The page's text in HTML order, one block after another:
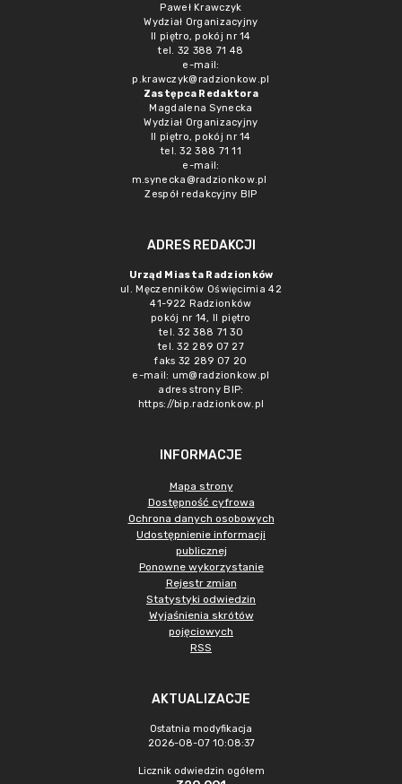
Paweł Krawczyk
Wydział Organizacyjny
II piętro, pokój nr 14
tel. 32 388 71 48
e-mail:
p.krawczyk@radzionkow.pl
Zastępca Redaktora
Magdalena Synecka
Wydział Organizacyjny
II piętro, pokój nr 14
tel. 32 388 71 11
e-mail:
m.synecka@radzionkow.pl
Zespół redakcyjny BIP
ADRES REDAKCJI
Urząd Miasta Radzionków
ul. Męczenników Oświęcimia 42
41-922 Radzionków
pokój nr 14, II piętro
tel. 32 388 71 30
tel. 32 289 07 27
faks 32 289 07 20
e-mail: um@radzionkow.pl
adres strony BIP:
https://bip.radzionkow.pl
INFORMACJE
Mapa strony
Dostępność cyfrowa
Ochrona danych osobowych
Udostępnienie informacji
publicznej
Ponowne wykorzystanie
Rejestr zmian
Statystyki odwiedzin
Wyjaśnienia skrótów
pojęciowych
RSS
AKTUALIZACJE
Ostatnia modyfikacja
2026-08-07 10:08:37
Licznik odwiedzin ogółem